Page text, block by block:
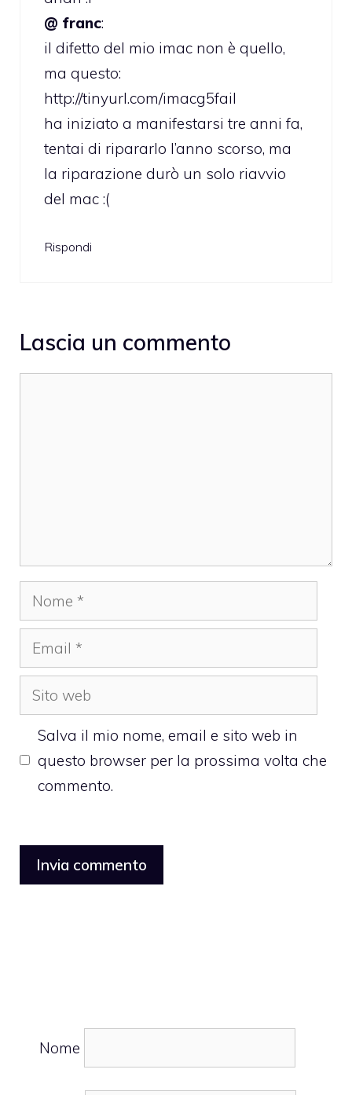
@ franc:
il difetto del mio imac non è quello,
ma questo:
http://tinyurl.com/imacg5fail
ha iniziato a manifestarsi tre anni fa,
tentai di ripararlo l’anno scorso, ma
la riparazione durò un solo riavvio
del mac :(
Rispondi
Lascia un commento
Nome
Email
Sito
web
Salva il mio nome, email e sito web in
questo browser per la prossima volta che
commento.
Nome